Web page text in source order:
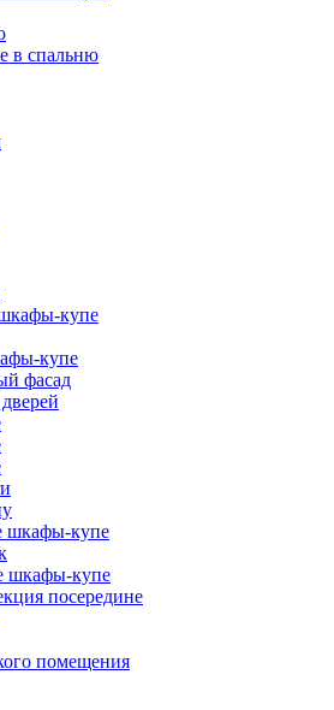
в спальню
купе
купе
фасад
шкафы-купе
шкафы-купе
посередине
помещения